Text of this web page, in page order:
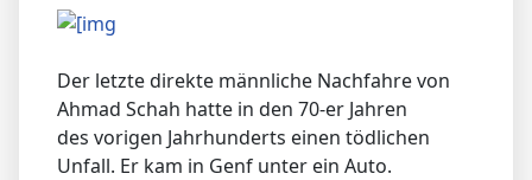
Der letzte direkte männliche Nachfahre von
Ahmad Schah hatte in den 70-er Jahren
des vorigen Jahrhunderts einen tödlichen
Unfall. Er kam in Genf unter ein Auto.